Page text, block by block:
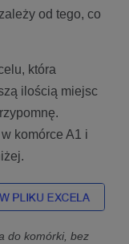
od tego, co
która
ilością miejsc
komórce A1 i
do komórki, bez